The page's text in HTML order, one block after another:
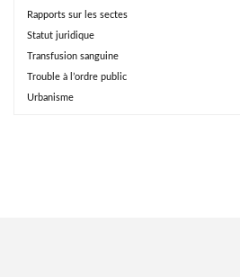
Rapports sur les sectes
Statut juridique
Transfusion sanguine
Trouble à l’ordre public
Urbanisme